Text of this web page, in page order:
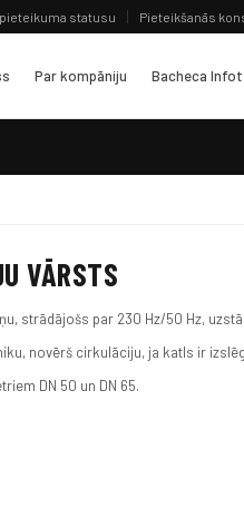
statusu Pieteikšanās
Par kompāniju Bacheca
VĀRSTS
strādājošs par 230 Hz/50 Hz,
novērš cirkulāciju, ja katls ir
DN 50 un DN 65.